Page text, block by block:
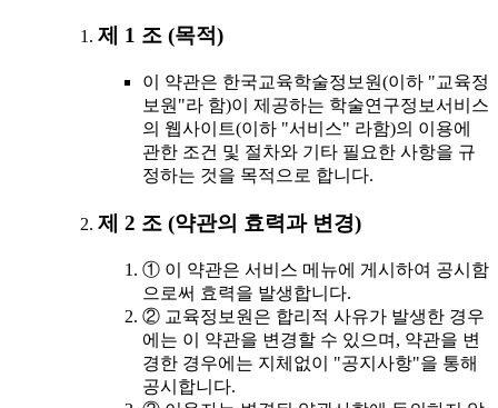
제 1 조 (목적)
이 약관은 한국교육학술정보원(이하 "교육정
보원"라 함)이 제공하는 학술연구정보서비스
의 웹사이트(이하 "서비스" 라함)의 이용에
관한 조건 및 절차와 기타 필요한 사항을 규
정하는 것을 목적으로 합니다.
제 2 조 (약관의 효력과 변경)
① 이 약관은 서비스 메뉴에 게시하여 공시함
으로써 효력을 발생합니다.
② 교육정보원은 합리적 사유가 발생한 경우
에는 이 약관을 변경할 수 있으며, 약관을 변
경한 경우에는 지체없이 "공지사항"을 통해
공시합니다.